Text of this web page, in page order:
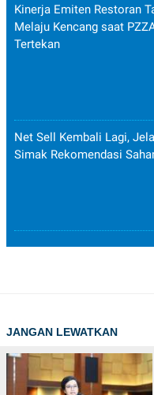
Kinerja Emiten Restoran
Melaju Kencang saat
Tertekan
Net Sell Kembali Lagi,
Simak Rekomendasi
JANGAN LEWATKAN